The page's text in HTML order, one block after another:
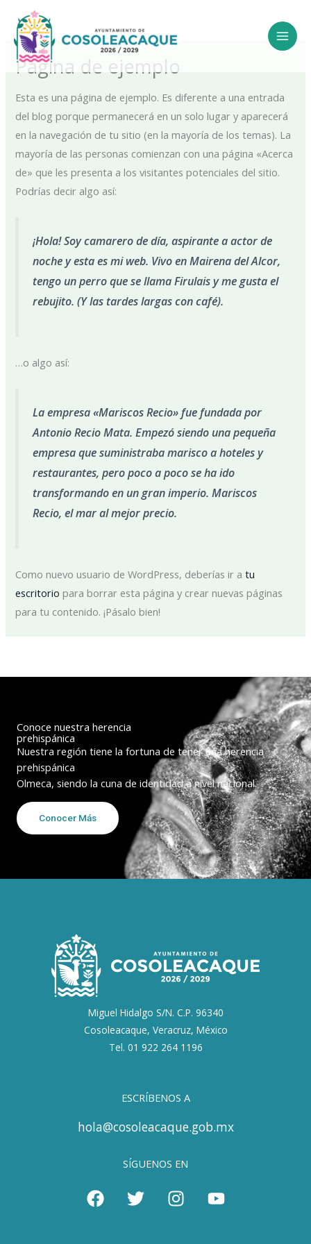
contenido
Página de ejemplo
Esta es una página de ejemplo. Es diferente a una entrada
del blog porque permanecerá en un solo lugar y aparecerá
en la navegación de tu sitio (en la mayoría de los temas). La
mayoría de las personas comienzan con una página «Acerca
de» que les presenta a los visitantes potenciales del sitio.
Podrías decir algo así:
¡Hola! Soy camarero de día, aspirante a actor de
noche y esta es mi web. Vivo en Mairena del Alcor,
tengo un perro que se llama Firulais y me gusta el
rebujito. (Y las tardes largas con café).
…o algo así:
La empresa «Mariscos Recio» fue fundada por
Antonio Recio Mata. Empezó siendo una pequeña
empresa que suministraba marisco a hoteles y
restaurantes, pero poco a poco se ha ido
transformando en un gran imperio. Mariscos
Recio, el mar al mejor precio.
Como nuevo usuario de WordPress, deberías ir atu
escritorio para borrar esta página y crear nuevas páginas
para tu contenido. ¡Pásalo bien!
Conoce nuestra herencia
prehispánica
Nuestra región tiene la fortuna de tener una herencia
prehispánica
Olmeca, siendo la cuna de identidad a nivel nacional.
Conocer Más
Miguel Hidalgo S/N. C.P. 96340
Cosoleacaque, Veracruz, México
Tel. 01 922 264 1196
ESCRÍBENOS A
hola@cosoleacaque.gob.mx
SÍGUENOS EN